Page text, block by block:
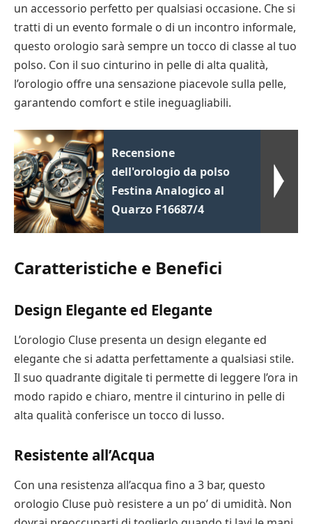
un accessorio perfetto per qualsiasi occasione. Che si
tratti di un evento formale o di un incontro informale,
questo orologio sarà sempre un tocco di classe al tuo
polso. Con il suo cinturino in pelle di alta qualità,
l’orologio offre una sensazione piacevole sulla pelle,
garantendo comfort e stile ineguagliabili.
Recensione
dell'orologio da polso
Festina Analogico al
Quarzo F16687/4
Caratteristiche e Benefici
Design Elegante ed Elegante
L’orologio Cluse presenta un design elegante ed
elegante che si adatta perfettamente a qualsiasi stile.
Il suo quadrante digitale ti permette di leggere l’ora in
modo rapido e chiaro, mentre il cinturino in pelle di
alta qualità conferisce un tocco di lusso.
Resistente all’Acqua
Con una resistenza all’acqua fino a 3 bar, questo
orologio Cluse può resistere a un po’ di umidità. Non